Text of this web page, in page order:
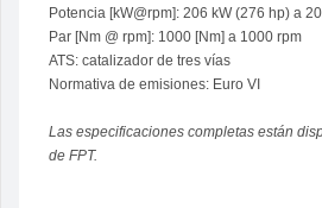
Potencia [kW@rpm]: 206 kW (276 hp) a
Par [Nm @ rpm]: 1000 [Nm] a 1000 rpm
ATS: catalizador de tres vías
Normativa de emisiones: Euro VI
Las especificaciones completas están
de FPT.